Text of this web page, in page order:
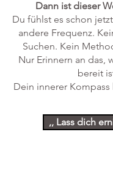
Dann ist dieser
Du fühlst es schon
andere Frequenz.
Suchen. Kein
Nur Erinnern an das,
bereit
Dein innerer
,, Lass dich